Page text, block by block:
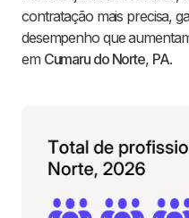
contratação mais precisa,
desempenho que
em Cumaru do Norte, PA.